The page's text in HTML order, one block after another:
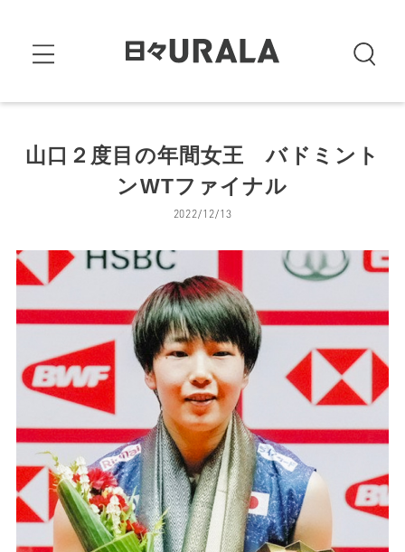
山口２度目の年間女王 バドミント
ンWTファイナル
2022/12/13